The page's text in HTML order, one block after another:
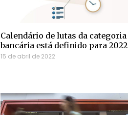
Calendário de lutas da categoria
bancária está definido para 2022
15 de abril de 2022